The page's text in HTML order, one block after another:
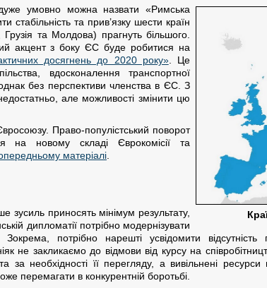
умовно можна назвати «Римська
та прив’язку шести країн
та Молдова) прагнуть більшого.
акцент з боку ЄС буде робитися на
досягнень до 2020 року». Це
вдосконалення транспортної
без перспективи членства в ЄС. З
але можливості змінити цю
Право-популістський поворот
на новому складі Єврокомісії та
матеріалі
зусиль приносять мінімум результату,
дипломатії потрібно модернізувати
потрібно нарешті усвідомити
не закликаємо до відмови від курсу на
за необхідності її перегляду, а вивільнені
перемагати в конкурентній боротьбі.